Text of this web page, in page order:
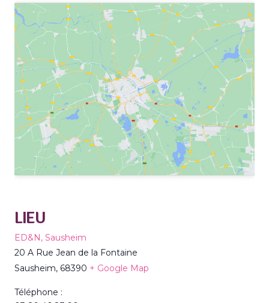
LIEU
ED&N, Sausheim
20 A Rue Jean de la Fontaine
Sausheim, 68390 + Google Map
Téléphone :